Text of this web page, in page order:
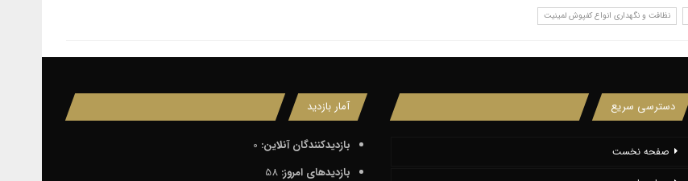
نظافت و نگهداری انواع کفپوش لمینیت
دسترسی سریع
صفحه نخست
آمار بازدید
بازدیدکنندگان آنلاین: 0
بازدیدهای امروز: 58